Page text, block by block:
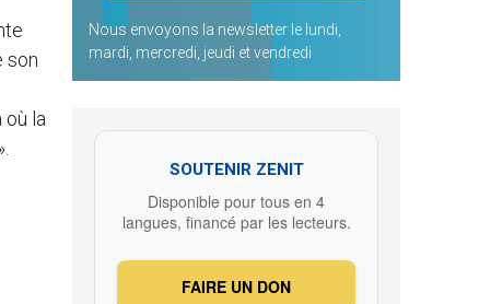
son
où la
Nous envoyons la newsletter le lundi,
mardi, mercredi, jeudi et vendredi
SOUTENIR ZENIT
Disponible pour tous en 4
langues, financé par les lecteurs.
FAIRE UN DON